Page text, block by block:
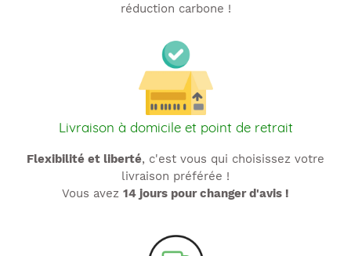
réduction carbone !
Livraison à domicile et point de retrait
Flexibilité et liberté, c'est vous qui choisissez votre
livraison préférée !
Vous avez 14 jours pour changer d'avis !